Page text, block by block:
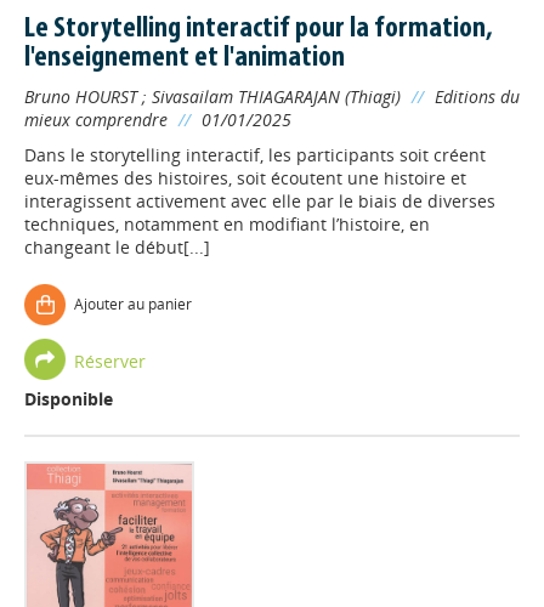
Le Storytelling interactif pour la formation,
l'enseignement et l'animation
Bruno HOURST; Sivasailam THIAGARAJAN (Thiagi) // Editions du
mieux comprendre // 01/01/2025
Dans le storytelling interactif, les participants soit créent
eux-mêmes des histoires, soit écoutent une histoire et
interagissent activement avec elle par le biais de diverses
techniques, notamment en modifiant l’histoire, en
changeant le début[...]
Ajouter au panier
Réserver
Disponible